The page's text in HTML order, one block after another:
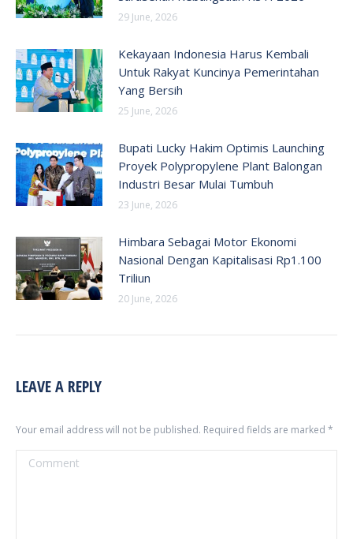
29 June, 2026
Kekayaan Indonesia Harus Kembali
Untuk Rakyat Kuncinya Pemerintahan
Yang Bersih
25 June, 2026
Bupati Lucky Hakim Optimis Launching
Proyek Polypropylene Plant Balongan
Industri Besar Mulai Tumbuh
23 June, 2026
Himbara Sebagai Motor Ekonomi
Nasional Dengan Kapitalisasi Rp1.100
Triliun
20 June, 2026
LEAVE A REPLY
Your email address will not be published. Required fields are marked *
Comment